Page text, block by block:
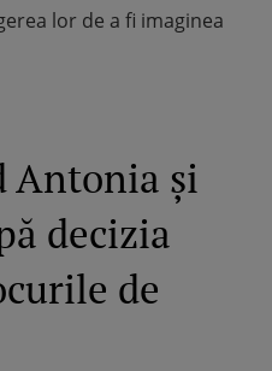
lor de a fi imaginea
Antonia și
decizia
de